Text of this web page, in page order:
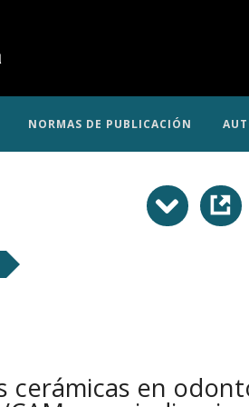
NORMAS DE PUBLICACIÓN
cerámicas en